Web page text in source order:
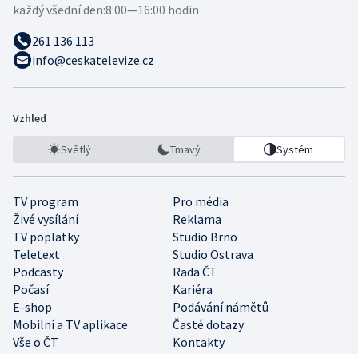
každý všední den:8:00—16:00 hodin
261 136 113
info@ceskatelevize.cz
Vzhled
Světlý Tmavý Systém
TV program
Pro média
Živé vysílání
Reklama
TV poplatky
Studio Brno
Teletext
Studio Ostrava
Podcasty
Rada ČT
Počasí
Kariéra
E-shop
Podávání námětů
Mobilní a TV aplikace
Časté dotazy
Vše o ČT
Kontakty